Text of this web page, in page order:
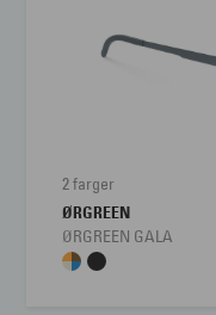
2 farger
ØRGREEN
ØRGREEN GALA